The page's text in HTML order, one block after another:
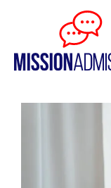
Panneau de gestion